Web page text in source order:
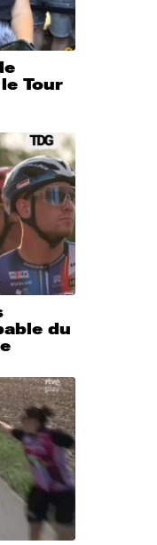
Tour
du